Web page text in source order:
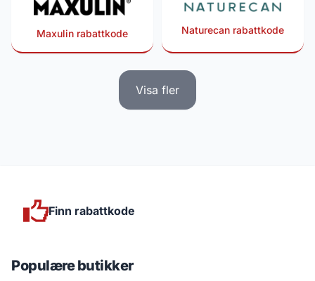
Maxulin rabattkode Naturecan rabattkode
Visa fler
Finn rabattkode
Populære butikker